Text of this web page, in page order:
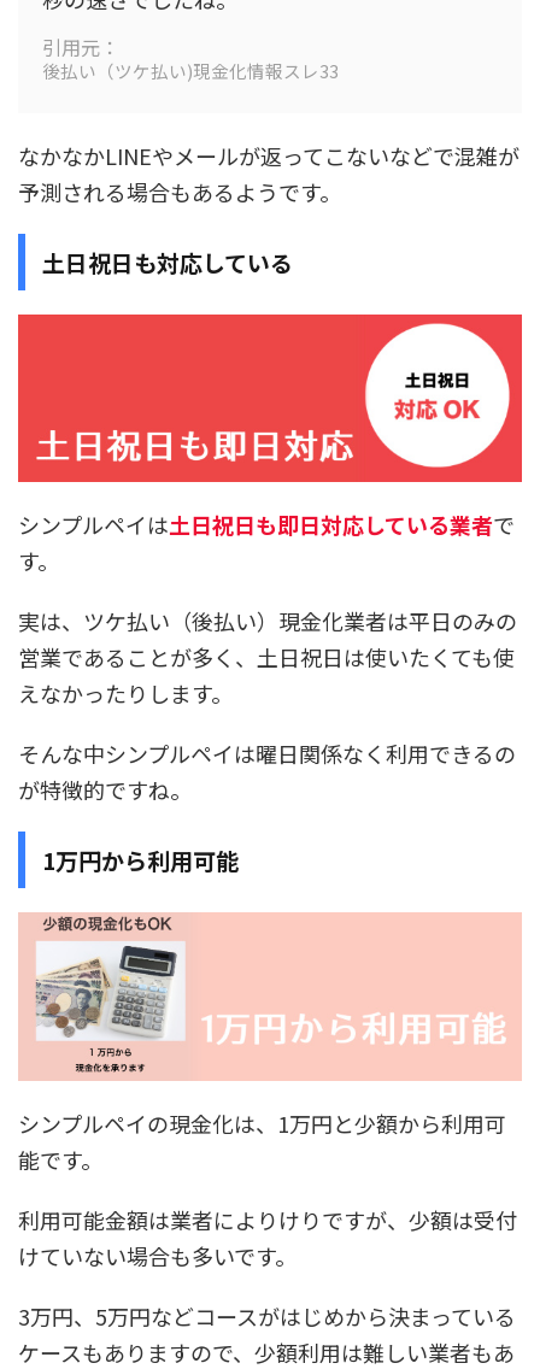
引用元：
後払い（ツケ払い)現金化情報スレ33
なかなかLINEやメールが返ってこないなどで混雑が
予測される場合もあるようです。
土日祝日も対応している
シンプルペイは土日祝日も即日対応している業者で
す。
実は、ツケ払い（後払い）現金化業者は平日のみの
営業であることが多く、土日祝日は使いたくても使
えなかったりします。
そんな中シンプルペイは曜日関係なく利用できるの
が特徴的ですね。
1万円から利用可能
シンプルペイの現金化は、 1万円と少額から利用可
能です。
利用可能金額は業者によりけりですが、少額は受付
けていない場合も多いです。
3万円、5万円などコースがはじめから決まっている
ケースもありますので、少額利用は難しい業者もあ